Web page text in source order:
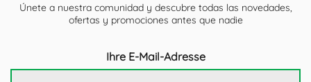
Únete a nuestra comunidad y descubre todas las novedades,
ofertas y promociones antes que nadie
Ihre E-Mail-Adresse